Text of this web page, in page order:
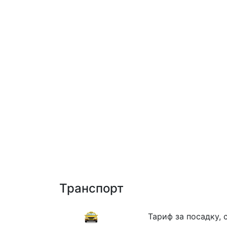
Транспорт
Тариф за посадку,